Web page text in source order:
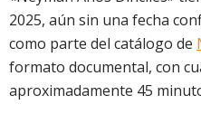
2025, aún sin una fecha
como parte del catálogo de
formato documental, con
aproximadamente 45